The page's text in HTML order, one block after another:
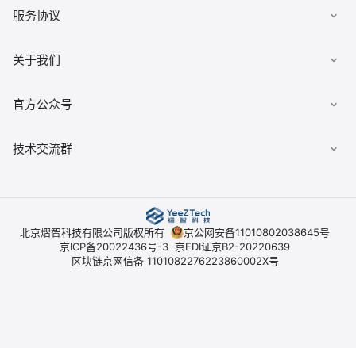
有求必应
下载客户端
佣金查询
服务协议
《用户协议》
《平台开户协议》
关于我们
公司简介
官方公众号
技术交流群
北京熠智科技有限公司版权所有
京公网安备11010802038645号
京ICP备20022436号-3 京EDI证京B2-20220639
区块链京网信备 1101082276223860002X号